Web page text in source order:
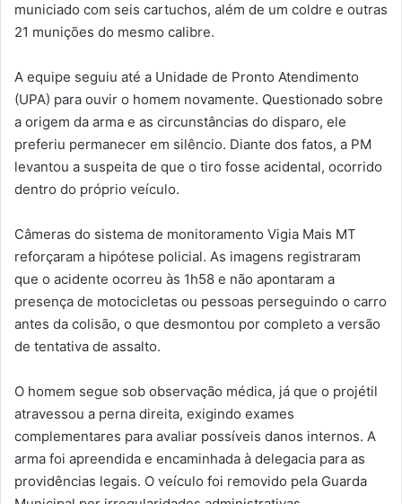
municiado com seis cartuchos, além de um coldre e outras
21 munições do mesmo calibre.
A equipe seguiu até a Unidade de Pronto Atendimento
(UPA) para ouvir o homem novamente. Questionado sobre
a origem da arma e as circunstâncias do disparo, ele
preferiu permanecer em silêncio. Diante dos fatos, a PM
levantou a suspeita de que o tiro fosse acidental, ocorrido
dentro do próprio veículo.
Câmeras do sistema de monitoramento Vigia Mais MT
reforçaram a hipótese policial. As imagens registraram
que o acidente ocorreu às 1h58 e não apontaram a
presença de motocicletas ou pessoas perseguindo o carro
antes da colisão, o que desmontou por completo a versão
de tentativa de assalto.
O homem segue sob observação médica, já que o projétil
atravessou a perna direita, exigindo exames
complementares para avaliar possíveis danos internos. A
arma foi apreendida e encaminhada à delegacia para as
providências legais. O veículo foi removido pela Guarda